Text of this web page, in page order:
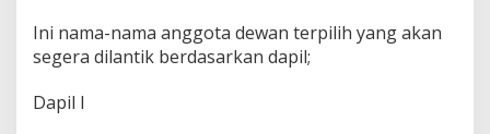
Ini nama-nama anggota dewan terpilih yang akan
segera dilantik berdasarkan dapil;
Dapil I